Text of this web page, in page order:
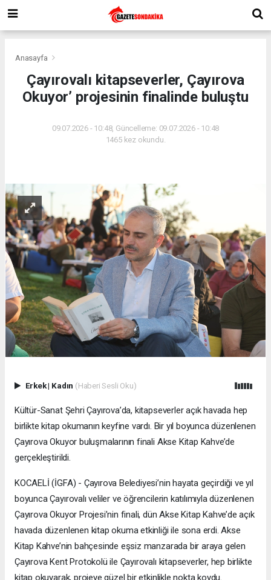
Anasayfa
Çayırovalı kitapseverler, Çayırova
Okuyor’ projesinin finalinde buluştu
09.07.2026 - 10:48, Güncelleme: 09.07.2026 - 10:48
1465 kez okundu.
Erkek| Kadın (Haberi Sesli Oku)
Kültür-Sanat Şehri Çayırova’da, kitapseverler açık havada hep
birlikte kitap okumanın keyfine vardı. Bir yıl boyunca düzenlenen
Çayırova Okuyor buluşmalarının finali Akse Kitap Kahve’de
gerçekleştirildi.
KOCAELİ (İGFA) - Çayırova Belediyesi’nin hayata geçirdiği ve yıl
boyunca Çayırovalı veliler ve öğrencilerin katılımıyla düzenlenen
Çayırova Okuyor Projesi’nin finali, dün Akse Kitap Kahve’de açık
havada düzenlenen kitap okuma etkinliği ile sona erdi. Akse
Kitap Kahve’nin bahçesinde eşsiz manzarada bir araya gelen
Çayırova Kent Protokolü ile Çayırovalı kitapseverler, hep birlikte